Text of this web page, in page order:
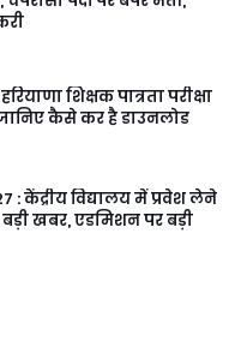
शिक्षक पात्रता परीक्षा
कैसे कर है डाउनलोड
: केंद्रीय विद्यालय में प्रवेश लेने
बड़ी खबर, एडमिशन पर बड़ी